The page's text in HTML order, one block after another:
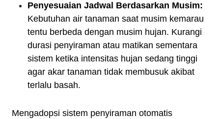
Penyesuaian Jadwal Berdasarkan Musim:
Kebutuhan air tanaman saat musim kemarau
tentu berbeda dengan musim hujan. Kurangi
durasi penyiraman atau matikan sementara
sistem ketika intensitas hujan sedang tinggi
agar akar tanaman tidak membusuk akibat
terlalu basah.
Mengadopsi sistem penyiraman otomatis